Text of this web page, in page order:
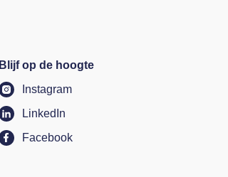
Blijf op de hoogte
Instagram
LinkedIn
Facebook